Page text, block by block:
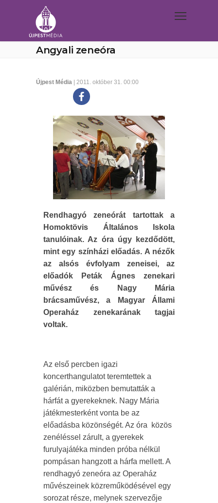
Angyali zeneóra
Újpest Média | 2011. október 31. 00:00
Rendhagyó zeneórát tartottak a
Homoktövis Általános Iskola
tanulóinak. Az óra úgy kezdődött,
mint egy színházi előadás. A nézők
az alsós évfolyam zeneisei, az
előadók Peták Ágnes zenekari
művész és Nagy Mária
brácsaművész, a Magyar Állami
Operaház zenekarának tagjai
voltak.
Az első percben igazi
koncerthangulatot teremtettek a
galérián, miközben bemutatták a
hárfát a gyerekeknek. Nagy Mária
játékmesterként vonta be az
előadásba közönségét. Az óra közös
zenéléssel zárult, a gyerekek
furulyajátéka minden próba nélkül
pompásan hangzott a hárfa mellett. A
rendhagyó zeneóra az Operaház
művészeinek közreműködésével egy
sorozat része, melynek szervezője